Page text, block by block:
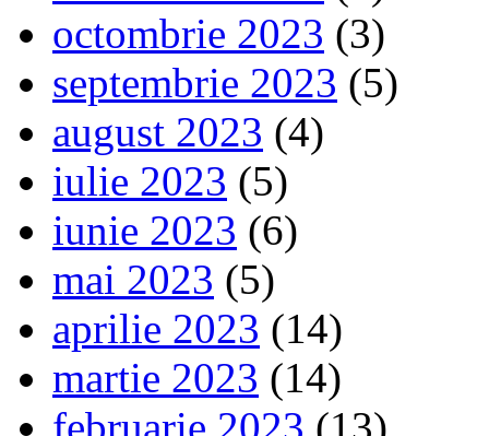
octombrie 2023 (3)
septembrie 2023 (5)
august 2023 (4)
iulie 2023 (5)
iunie 2023 (6)
mai 2023 (5)
aprilie 2023 (14)
martie 2023 (14)
februarie 2023 (13)